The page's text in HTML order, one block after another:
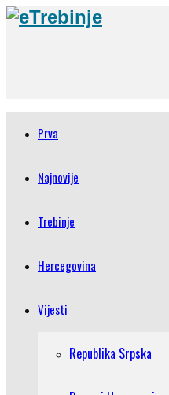
Prva
Najnovije
Trebinje
Hercegovina
Vijesti
Republika Srpska